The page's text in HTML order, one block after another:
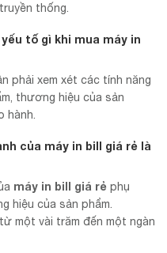
thống.
tố gì khi mua máy in
phải xem xét các tính năng
thương hiệu của sản
hành.
của máy in bill giá rẻ là
máy in bill giá rẻ phụ
hiệu của sản phẩm.
một vài trăm đến một ngàn